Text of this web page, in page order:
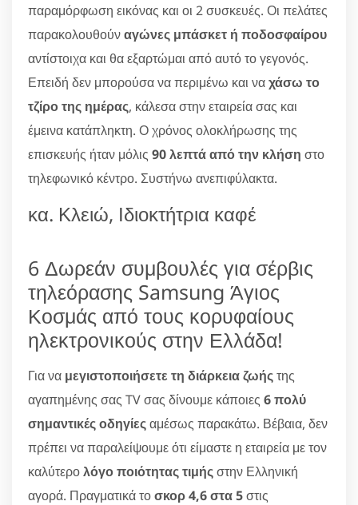
παραμόρφωση εικόνας και οι 2 συσκευές. Οι πελάτες
παρακολουθούναγώνες μπάσκετ ή ποδοσφαίρου
αντίστοιχα και θα εξαρτώμαι από αυτό το γεγονός.
Επειδή δεν μπορούσα να περιμένω και ναχάσω το
τζίρο της ημέρας, κάλεσα στην εταιρεία σας και
έμεινα κατάπληκτη. Ο χρόνος ολοκλήρωσης της
επισκευής ήταν μόλις 90 λεπτά από την κλήση στο
τηλεφωνικό κέντρο. Συστήνω ανεπιφύλακτα.
κα. Κλειώ, Ιδιοκτήτρια καφέ
6 Δωρεάν συμβουλές για σέρβις
τηλεόρασης Samsung Άγιος
Κοσμάς από τους κορυφαίους
ηλεκτρονικούς στην Ελλάδα!
Για να μεγιστοποιήσετε τη διάρκεια ζωήςτης
αγαπημένης σας TV σας δίνουμε κάποιες 6 πολύ
σημαντικές οδηγίεςαμέσως παρακάτω. Βέβαια, δεν
πρέπει να παραλείψουμε ότι είμαστε η εταιρεία με τον
καλύτερολόγο ποιότητας τιμήςστην Ελληνική
αγορά. Πραγματικά τοσκορ 4,6 στα 5στις